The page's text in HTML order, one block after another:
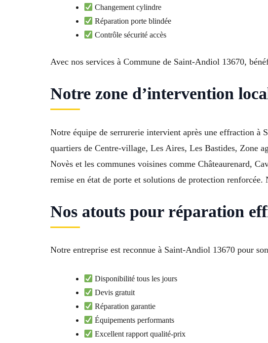
Changement cylindre
Réparation porte blindée
Contrôle sécurité accès
Avec nos services à Commune de Saint-Andiol 13670,
Notre zone d’intervention
Notre équipe de serrurerie intervient après une effraction à
quartiers de Centre-village, Les Aires, Les Bastides, Zone
Novès et les communes voisines comme Châteaurenard,
remise en état de porte et solutions de protection
Nos atouts pour réparation
Notre entreprise est reconnue à Saint-Andiol 13670 pour
Disponibilité tous les jours
Devis gratuit
Réparation garantie
Équipements performants
Excellent rapport qualité-prix